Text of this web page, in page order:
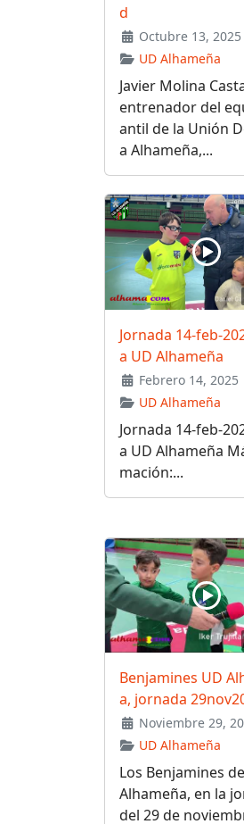
d
Octubre 13, 2025
UD Alhameña
Javier Molina
entrenador del
antil de la Unión
a Alhameña,...
Jornada 14-feb-
a UD Alhameña
Febrero 14, 2025
UD Alhameña
Jornada 14-feb-
a UD Alhameña
mación:...
Benjamines UD
a, jornada
Noviembre 29,
UD Alhameña
Los Benjamines
Alhameña, en la
del 29 de